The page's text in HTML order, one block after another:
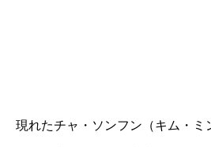
現れたチャ・ソンフン（キム・ミ